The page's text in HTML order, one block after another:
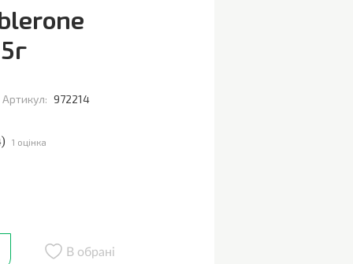
Артикул: 972214
) 1 оцінка
В обрані